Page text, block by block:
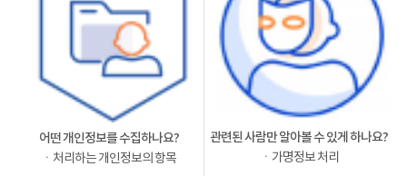
어떤 개인정보를 수집하나요?
ㆍ처리하는 개인정보의 항목
관련된 사람만 알아볼 수 있게 하나요?
ㆍ가명정보 처리